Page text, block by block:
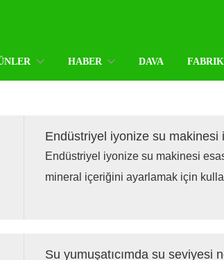
HABER DAVA
Endüstriyel iyonize su makinesi
mineral içeriğini ayarlamak için
Su yumuşatıcımda su seviyesi